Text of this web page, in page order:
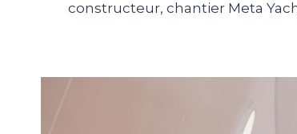
constructeur, chantier Meta